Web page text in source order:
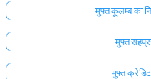
मुफ्त कूलम्ब का
मुफ्त
मुफ्त क्रेडिट